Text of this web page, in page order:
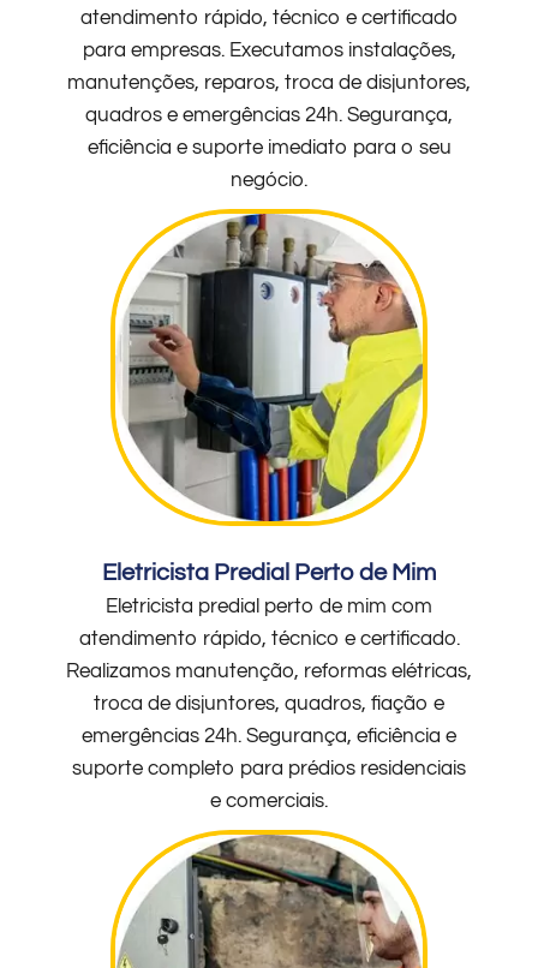
atendimento rápido, técnico e certificado
para empresas. Executamos instalações,
manutenções, reparos, troca de disjuntores,
quadros e emergências 24h. Segurança,
eficiência e suporte imediato para o seu
negócio.
Eletricista Predial Perto de Mim
Eletricista predial perto de mim com
atendimento rápido, técnico e certificado.
Realizamos manutenção, reformas elétricas,
troca de disjuntores, quadros, fiação e
emergências 24h. Segurança, eficiência e
suporte completo para prédios residenciais
e comerciais.